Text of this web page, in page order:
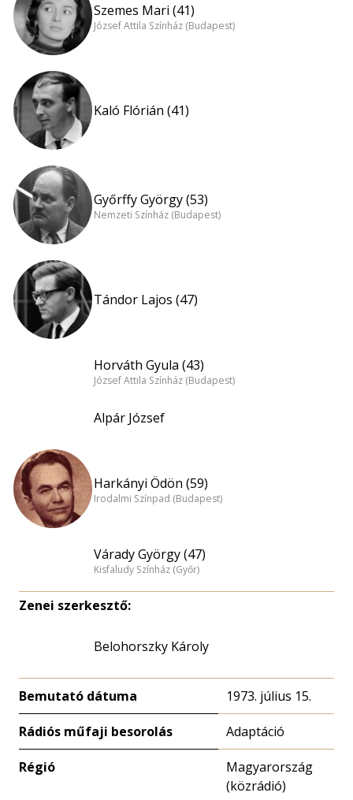
Szemes Mari (41)
József Attila Színház (Budapest)
Kaló Flórián (41)
Győrffy György (53)
Nemzeti Színház (Budapest)
Tándor Lajos (47)
Horváth Gyula (43)
József Attila Színház (Budapest)
Alpár József
Harkányi Ödön (59)
Irodalmi Színpad (Budapest)
Várady György (47)
Kisfaludy Színház (Győr)
Zenei szerkesztő:
Belohorszky Károly
Bemutató dátuma 1973. július 15.
Rádiós műfaji besorolás Adaptáció
Régió
Magyarország
(közrádió)